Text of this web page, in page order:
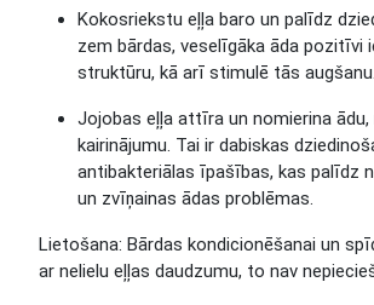
Kokosriekstu eļļa baro un palīdz
zem bārdas, veselīgāka āda pozitīvi
struktūru, kā arī stimulē tās augšanu.
Jojobas eļļa attīra un nomierina ādu,
kairinājumu. Tai ir dabiskas
antibakteriālas īpašības, kas palīdz
un zvīņainas ādas problēmas.
Lietošana: Bārdas kondicionēšanai un
ar nelielu eļļas daudzumu, to nav